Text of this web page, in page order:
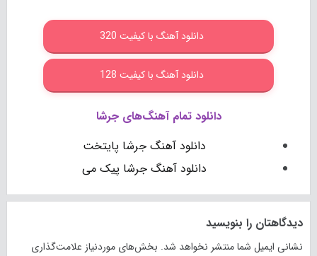
دانلود آهنگ با کیفیت 320
دانلود آهنگ با کیفیت 128
دانلود تمام آهنگ‌های جرشا
دانلود آهنگ جرشا پایتخت
دانلود آهنگ جرشا پیک می
دیدگاهتان را بنویسید
نشانی ایمیل شما منتشر نخواهد شد. بخش‌های موردنیاز علامت‌گذاری